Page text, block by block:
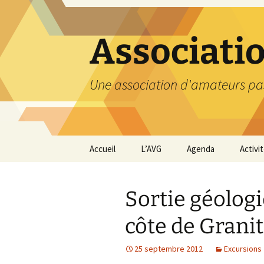
contenu
Une association d'amateurs
Accueil L’AVG
Nos coordonnées
Nous contacter et
Adhésion
Agenda
Sortie
côte de
25 septembre 2012 Excursions